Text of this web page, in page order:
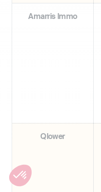
Amarris Immo
Qlower